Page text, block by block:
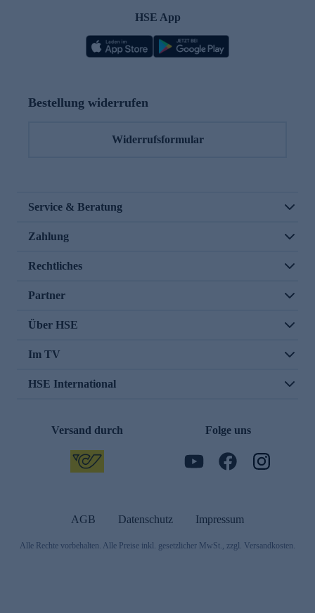
HSE App
Bestellung widerrufen
Widerrufsformular
Service & Beratung
Zahlung
Rechtliches
Partner
Über HSE
Im TV
HSE International
Versand durch Folge uns
AGB Datenschutz Impressum
Alle Rechte vorbehalten. Alle Preise inkl. gesetzlicher MwSt., zzgl. Versandkosten.